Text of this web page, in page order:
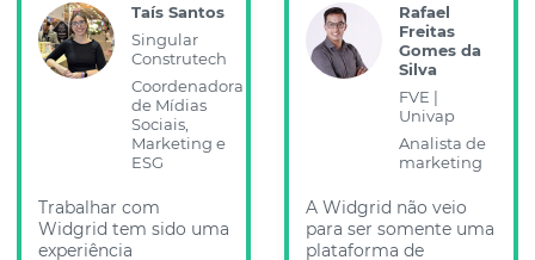
Taís Santos
Singular
Construtech
Coordenadora
de Mídias
Sociais,
Marketing e
ESG
Trabalhar com
Widgrid tem sido uma
experiência
Rafael
Freitas
Gomes da
Silva
FVE |
Univap
Analista de
marketing
A Widgrid não veio
para ser somente uma
plataforma de